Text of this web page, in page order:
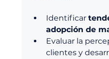
Identificar
adopción de
Evaluar la
clientes y